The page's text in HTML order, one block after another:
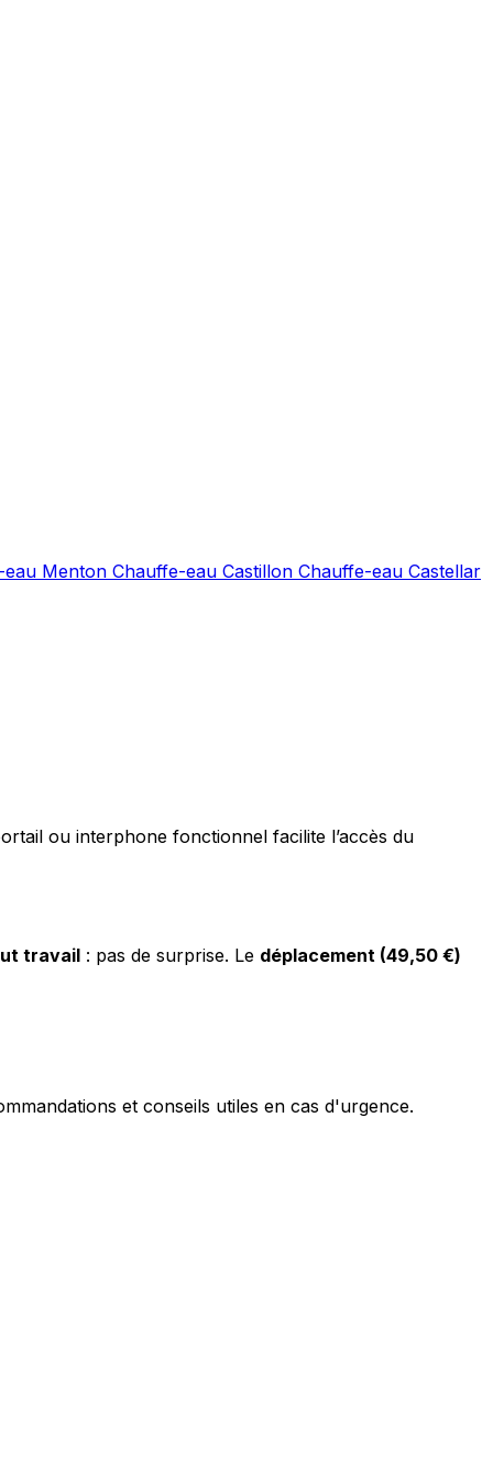
eau Menton Chauffe-eau Castillon Chauffe-eau Castellar
ou interphone fonctionnel facilite l’accès du
travail : pas de surprise. Le déplacement (49,50 €)
et conseils utiles en cas d'urgence.